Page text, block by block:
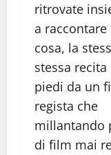
ritrovate
a raccontare
cosa, la
stessa
piedi da un
regista che
millantando
di film mai